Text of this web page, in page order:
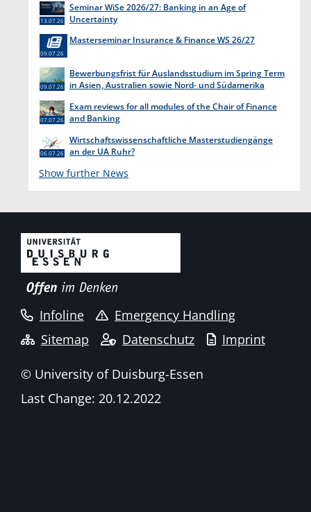
Seminar WiSe 2026/27: Banking in an Age of
Uncertainty
13.07.26
Masterseminar Insurance & Finance WS 26/27
09.07.26
Bewerbungsfrist für Auslandsstudium im Spring Term
in Asien, Australien sowie Nord- und Südamerika
09.07.26
Exam reviews for all modules of the Chair of Finance
and Banking
07.07.26
Wirtschaftswissenschaftliche Masterstudiengänge
an der UA Ruhr?
06.07.26
Show further News
Infoline
Emergency Handling
Sitemap
Datenschutz Imprint
© University of Duisburg-Essen
Last Change: 20.12.2022